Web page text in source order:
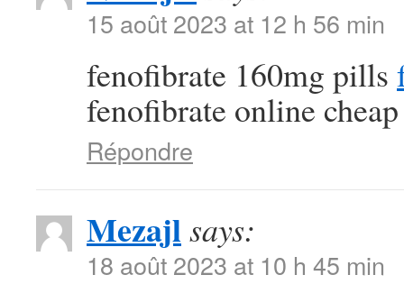
15 août 2023 at 12 h 56 min
fenofibrate 160mg pills
fenofibrate online cheap
Répondre
Mezajlsays:
18 août 2023 at 10 h 45 min